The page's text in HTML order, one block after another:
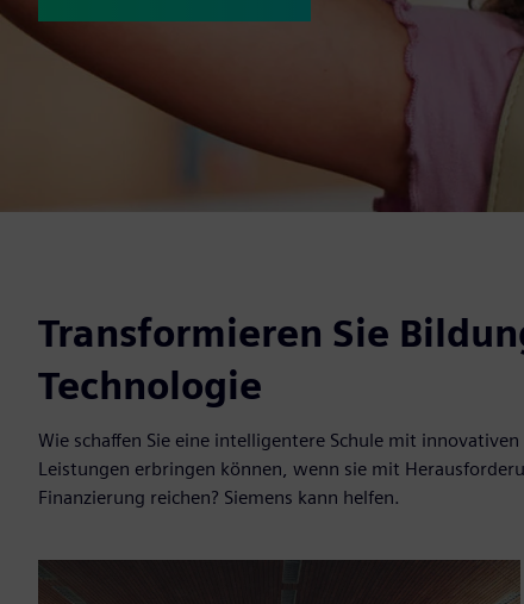
Transformieren Sie
Technologie
Wie schaffen Sie eine intelligentere Schule mit
Leistungen erbringen können, wenn sie mit
Finanzierung reichen? Siemens kann helfen.